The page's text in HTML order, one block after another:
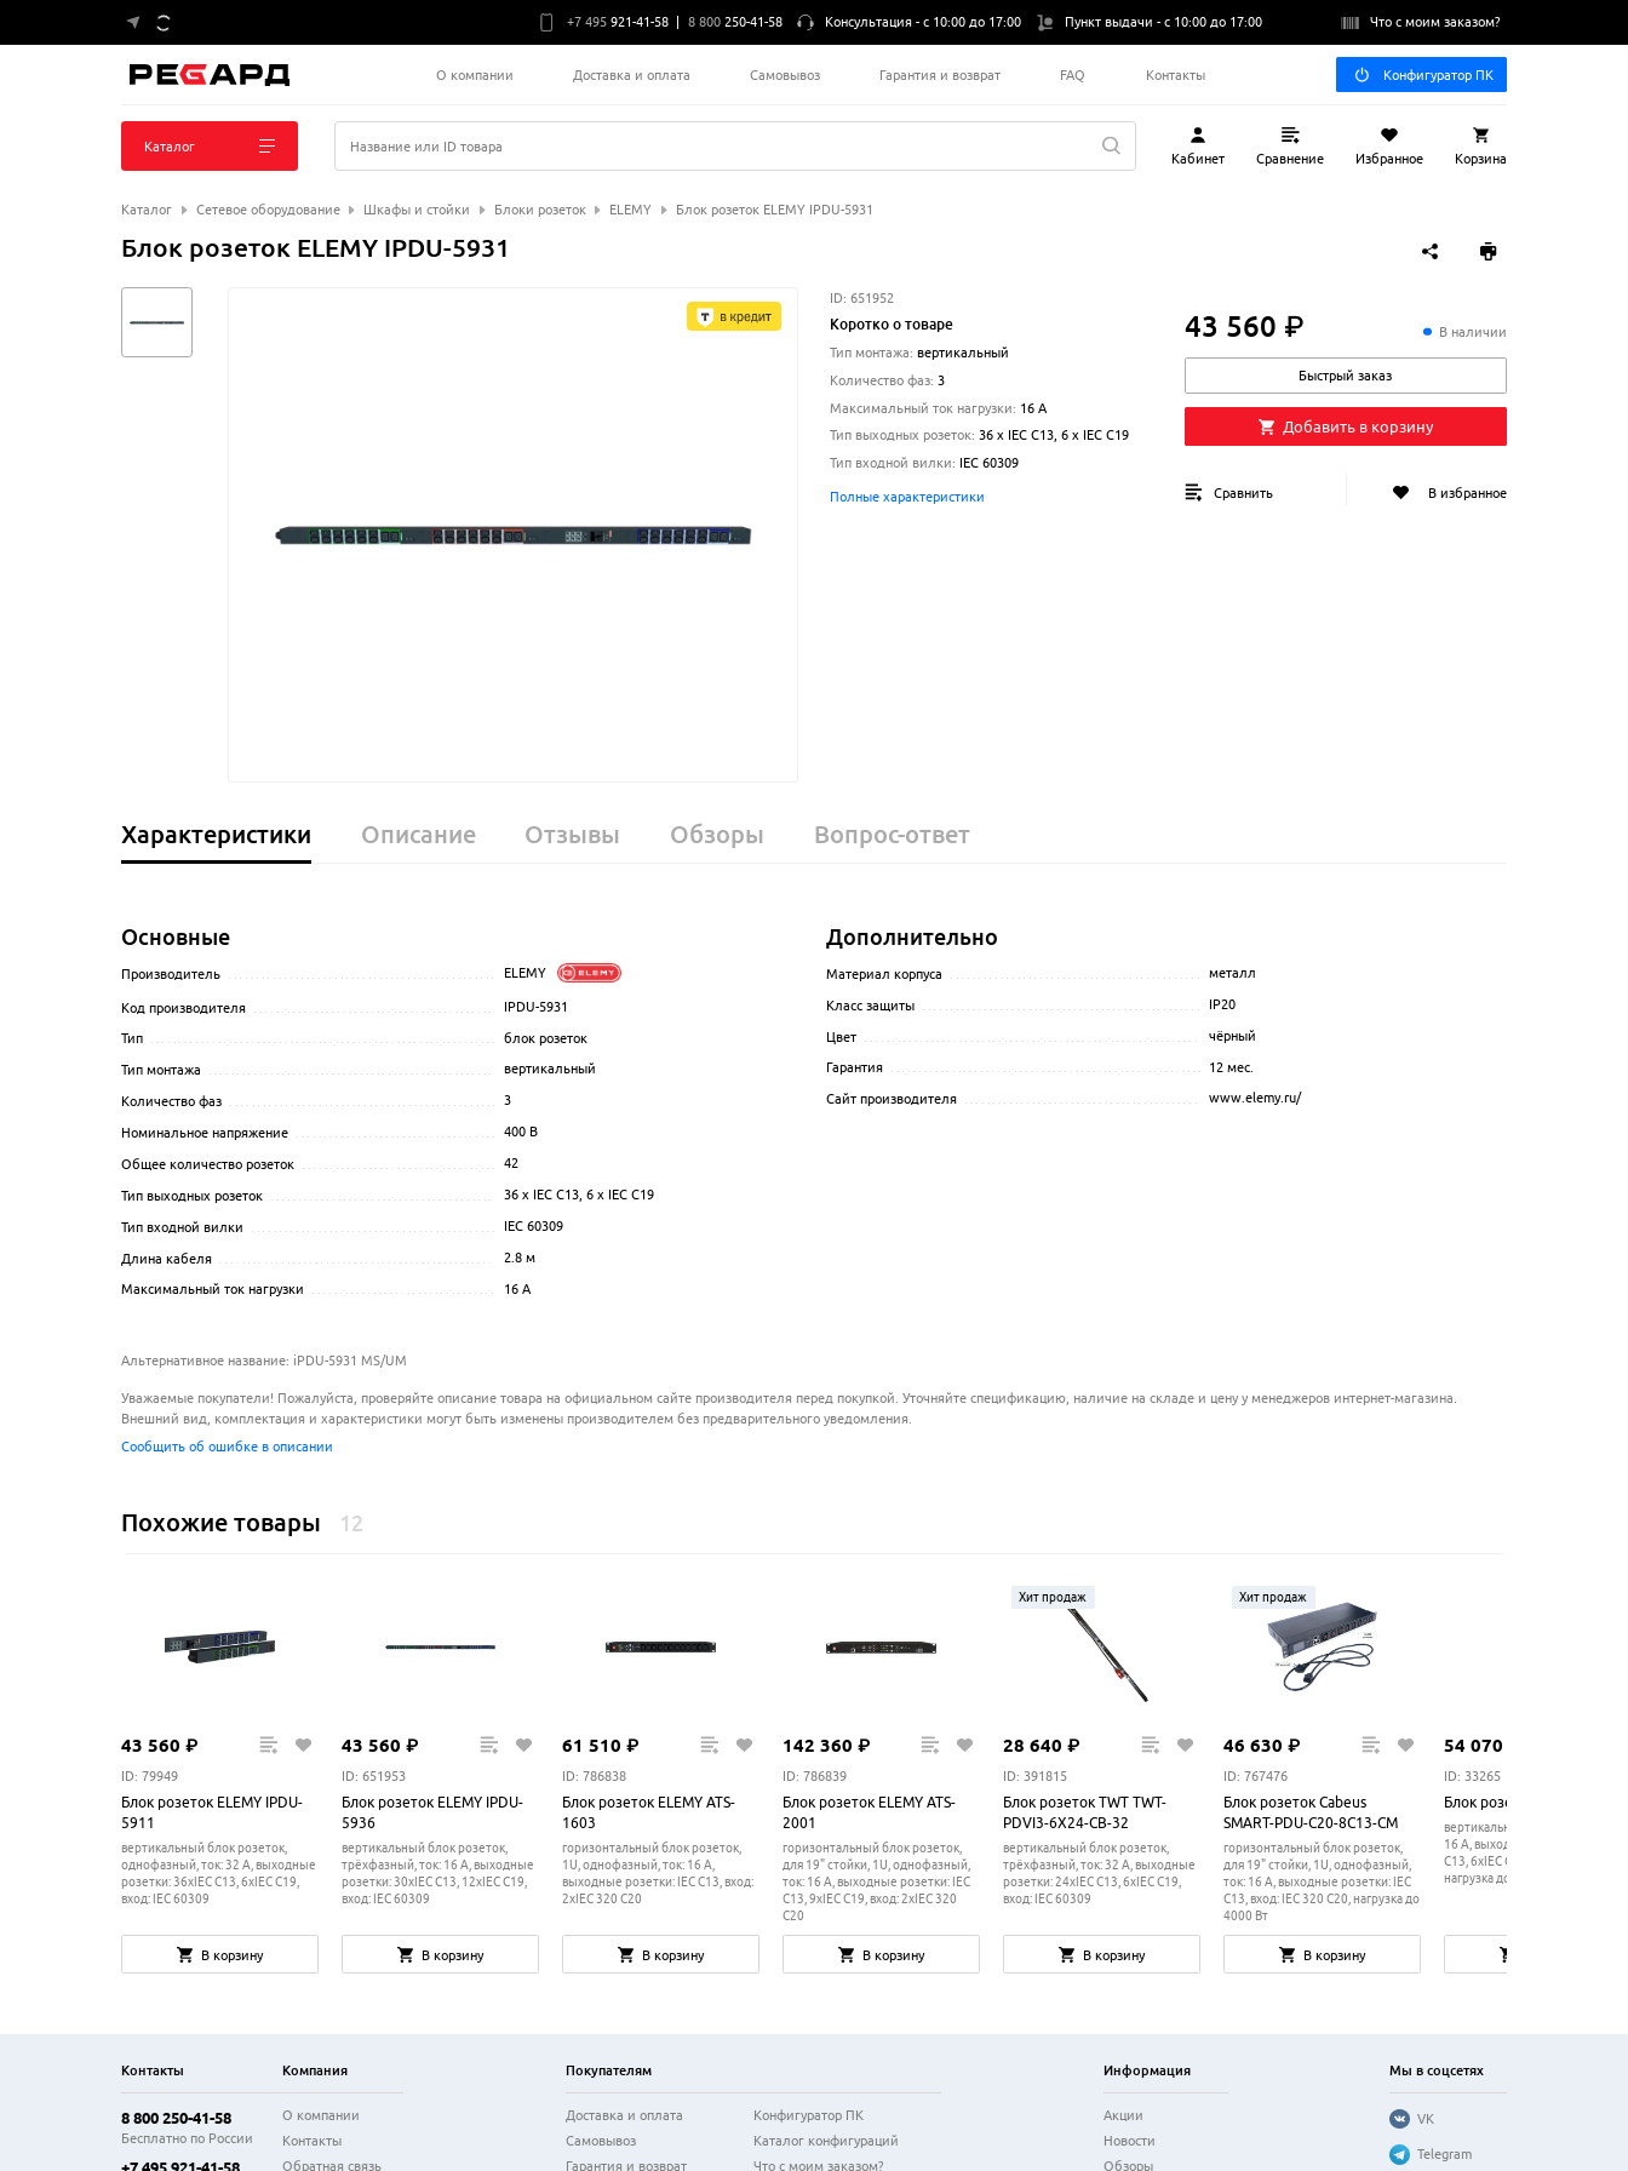
+7 495 921-41-58 8 800 250-41-58 Консультация -с 10:00 до 17:00 Пункт выдачи -с 10:00 до 17:00 Что с моим заказом?
О компании Доставка и оплата Самовывоз Гарантия и возврат FAQ Контакты Конфигуратор ПК
Каталог Название или ID товара
Кабинет Сравнение Избранное Корзина
Каталог Сетевое оборудование Шкафы и стойки Блоки розеток ELEMY Блок розеток ELEMY IPDU-5931
Блок розеток ELEMY IPDU-5931
ID: 651952
Коротко о товаре
Тип монтажа: вертикальный
Количество фаз: 3
Максимальный ток нагрузки: 16 А
Тип выходных розеток: 36 x IEC C13, 6 x IEC C19
Тип входной вилки: IEC 60309
Полные характеристики
43 560 ₽43 560 ₽ В наличии
Быстрый заказ
Добавить в корзину
Сравнить В избранное
Характеристики Описание Отзывы Обзоры Вопрос-ответ
Основные
Производитель ........................................................................................................................................................................................................
ELEMY
Код производителя ........................................................................................................................................................................................................
IPDU-5931
Тип ........................................................................................................................................................................................................
блок розеток
Тип монтажа ........................................................................................................................................................................................................
вертикальный
Количество фаз ........................................................................................................................................................................................................
3
Номинальное напряжение ........................................................................................................................................................................................................
400 В
Общее количество розеток ........................................................................................................................................................................................................
42
Тип выходных розеток ........................................................................................................................................................................................................
36 x IEC C13, 6 x IEC C19
Тип входной вилки ........................................................................................................................................................................................................
IEC 60309
Длина кабеля ........................................................................................................................................................................................................
2.8м
Максимальный ток нагрузки ........................................................................................................................................................................................................
16А
Дополнительно
Материал корпуса металл
Класс защиты IP20
Цвет чёрный
Гарантия 12 мес.
Сайт производителя www.elemy.ru/
Альтернативное название: iPDU-5931 MS/UM
Уважаемые покупатели! Пожалуйста, проверяйте описание товара на официальном сайте производителя перед покупкой. Уточняйте спецификацию, наличие на складе и цену у менеджеров интернет-магазина.
Внешний вид, комплектация и характеристики могут быть изменены производителем без предварительного уведомления.
Сообщить об ошибке в описании
Похожие товары 12
43 560 ₽
ID: 79949
Блок розеток ELEMY IPDU-
5911
вертикальный блок розеток,
однофазный, ток: 32 А, выходные
розетки: 36xIEC C13, 6xIEC C19,
вход: IEC 60309
В корзину
43 560 ₽
ID: 651953
Блок розеток ELEMY IPDU-
5936
вертикальный блок розеток,
трёхфазный, ток: 16 А, выходные
розетки: 30xIEC C13, 12xIEC C19,
вход: IEC 60309
В корзину
61 510 ₽
ID: 786838
Блок розеток ELEMY ATS-
1603
горизонтальный блок розеток,
1U, однофазный, ток: 16 А,
выходные розетки: IEC C13, вход:
2xIEC 320 C20
В корзину
142 360 ₽
ID: 786839
Блок розеток ELEMY ATS-
2001
горизонтальный блок розеток,
для 19" стойки, 1U, однофазный,
ток: 16 А, выходные розетки: IEC
C13, 9xIEC C19, вход: 2xIEC 320
C20
В корзину
Хит продаж
28 640 ₽
ID: 391815
Блок розеток TWT TWT-
PDVI3-6X24-CB-32
вертикальный блок розеток,
трёхфазный, ток: 32 А, выходные
розетки: 24xIEC C13, 6xIEC C19,
вход: IEC 60309
В корзину
Хит продаж
46 630 ₽
ID: 767476
Блок розеток Cabeus
SMART-PDU-C20-8C13-CM
горизонтальный блок розеток,
для 19" стойки, 1U, однофазный,
ток: 16 А, выходные розетки: IEC
C13, вход: IEC 320 C20, нагрузка до
4000 Вт
В корзину
54 070
ID: 33265
Блок розеток NT
вертикальный блок розеток,
16 А, выходные розетки: 24xIEC
C13, 6xIEC C19, вход: IEC 309,
нагрузка до 3500 Вт
Контакты
8 800 250-41-58
Бесплатно по России
+7 495 921-41-58
Компания
О компании
Контакты
Обратная связь
Покупателям
Доставка и оплата
Самовывоз
Гарантия и возврат
Конфигуратор ПК
Каталог конфигураций
Что с моим заказом?
Информация
Акции
Новости
Обзоры
Мы в соцсетях
VK
Telegram